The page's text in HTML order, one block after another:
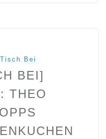
Bei
BEI]
THEO